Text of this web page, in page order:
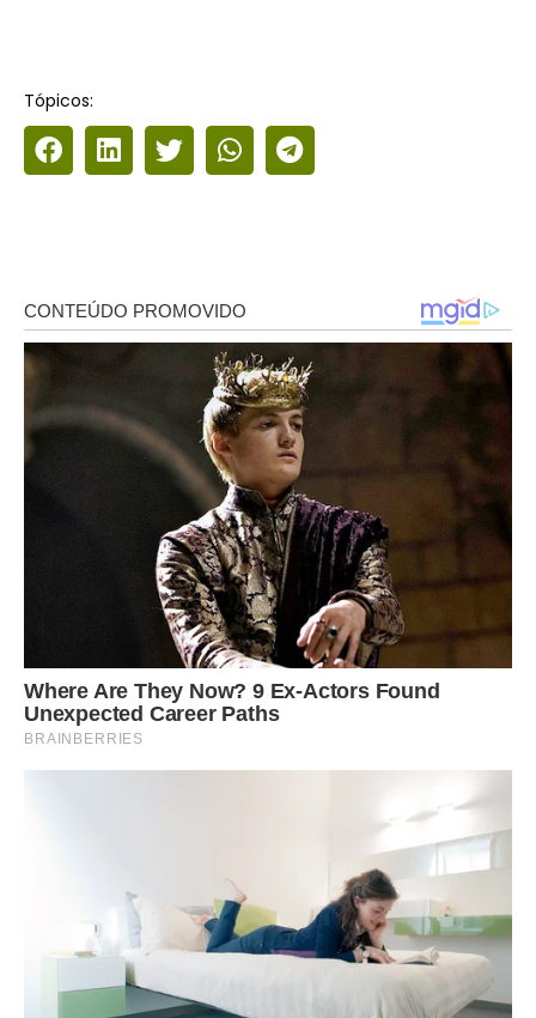
Tópicos: